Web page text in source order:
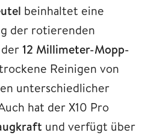
beinhaltet eine
der rotierenden
12 Millimeter-Mopp-
Reinigen von
unterschiedlicher
hat der X10 Pro
und verfügt über